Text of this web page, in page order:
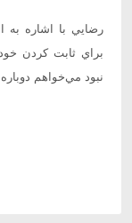
رضايي با اشاره
براي ثابت كردن
نبود مي‌خواهم